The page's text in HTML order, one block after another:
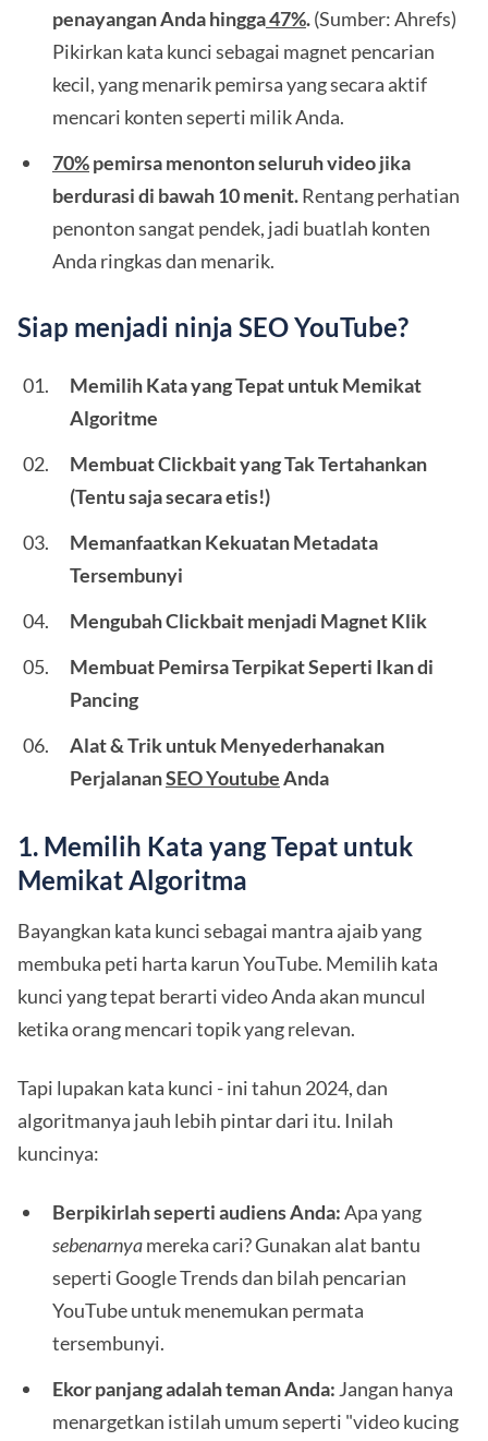
penayangan Anda hingga47%.(Sumber: Ahrefs)
Pikirkan kata kunci sebagai magnet pencarian
kecil, yang menarik pemirsa yang secara aktif
mencari konten seperti milik Anda.
70%pemirsa menonton seluruh video jika
berdurasi di bawah 10 menit.Rentang perhatian
penonton sangat pendek, jadi buatlah konten
Anda ringkas dan menarik.
Siap menjadi ninja SEO YouTube?
Memilih Kata yang Tepat untuk Memikat
Algoritme
Membuat Clickbait yang Tak Tertahankan
(Tentu saja secara etis!)
Memanfaatkan Kekuatan Metadata
Tersembunyi
Mengubah Clickbait menjadi Magnet Klik
Membuat Pemirsa Terpikat Seperti Ikan di
Pancing
Alat & Trik untuk Menyederhanakan
PerjalananSEO YoutubeAnda
1. Memilih Kata yang Tepat untuk
Memikat Algoritma
Bayangkan kata kunci sebagai mantra ajaib yang
membuka peti harta karun YouTube. Memilih kata
kunci yang tepat berarti video Anda akan muncul
ketika orang mencari topik yang relevan.
Tapi lupakan kata kunci - ini tahun 2024, dan
algoritmanya jauh lebih pintar dari itu. Inilah
kuncinya:
Berpikirlah seperti audiens Anda:Apa yang
sebenarnyamereka cari? Gunakan alat bantu
seperti Google Trends dan bilah pencarian
YouTube untuk menemukan permata
tersembunyi.
Ekor panjang adalah teman Anda: Jangan hanya
menargetkan istilah umum seperti "video kucing